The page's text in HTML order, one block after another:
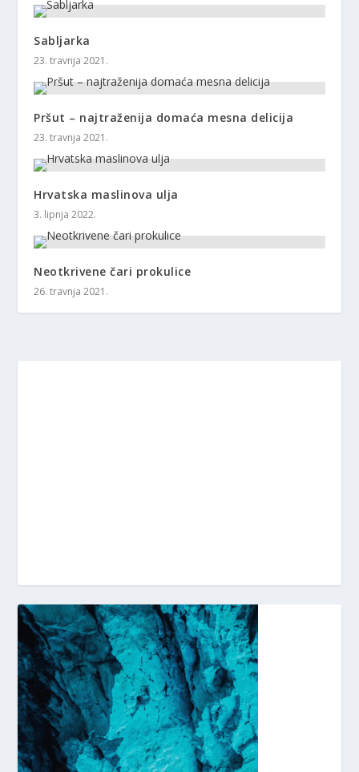
Sabljarka
23. travnja 2021.
Pršut – najtraženija domaća mesna delicija
23. travnja 2021.
Hrvatska maslinova ulja
3. lipnja 2022.
Neotkrivene čari prokulice
26. travnja 2021.